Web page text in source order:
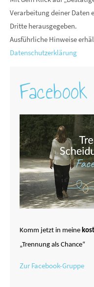
Verarbeitung deiner Daten
Dritte herausgegeben.
Ausführliche Hinweise
Datenschutzerklärung
Facebook
Komm jetzt in meine
„Trennung als Chance“
Zur Facebook-Gruppe